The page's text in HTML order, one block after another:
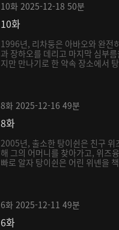
10화 2025-12-18 50분
10화
1996년, 리차둥은 아바오와 완전
과 장하오를 데리고 마지막 심부
지만 만나기로 한 약속 장소에서
8화 2025-12-16 49분
8화
2005년, 출소한 탕이쉰은 친구 위
해 그의 어머니를 찾아가고, 위즈
빠로 알자 탕이쉰은 어린 위녠을
6화 2025-12-11 49분
6화